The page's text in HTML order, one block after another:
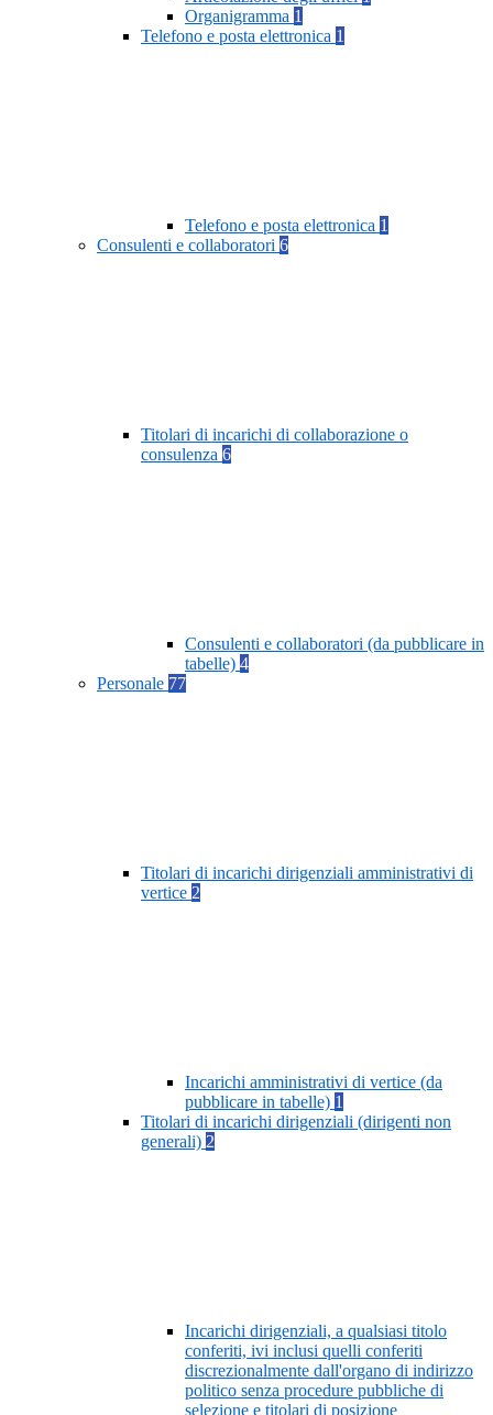
Organigramma 1
Telefono e posta elettronica 1
Telefono e posta elettronica 1
Consulenti e collaboratori 6
Titolari di incarichi di collaborazione o
consulenza 6
Consulenti e collaboratori (da pubblicare in
tabelle) 4
Personale 77
Titolari di incarichi dirigenziali amministrativi di
vertice 2
Incarichi amministrativi di vertice (da
pubblicare in tabelle) 1
Titolari di incarichi dirigenziali (dirigenti non
generali) 2
Incarichi dirigenziali, a qualsiasi titolo
conferiti, ivi inclusi quelli conferiti
discrezionalmente dall'organo di indirizzo
politico senza procedure pubbliche di
selezione e titolari di posizione